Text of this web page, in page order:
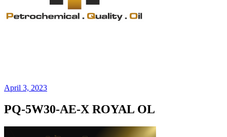
ROYAL OL
April 3, 2023
PQ-5W30-AE-X ROYAL OL